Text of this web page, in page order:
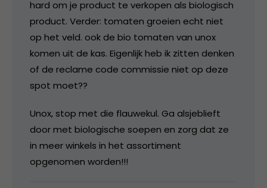
hard om je product te verkopen als biologisch
product. Verder: tomaten groeien echt niet
op het veld. ook de bio tomaten van unox
komen uit de kas. Eigenlijk heb ik zitten denken
of de reclame code commissie niet op deze
spot moet??
Unox, stop met die flauwekul. Ga alsjeblieft
door met biologische soepen en zorg dat ze
in meer winkels in het assortiment
opgenomen worden!!!